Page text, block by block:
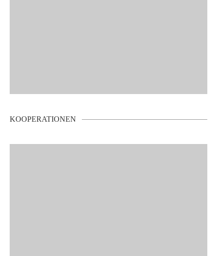
KOOPERATIONEN